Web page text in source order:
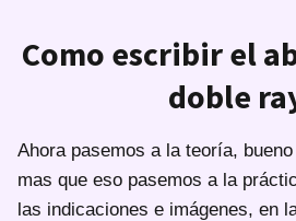
Como escribir el
doble
Ahora pasemos a la teoría,
mas que eso pasemos a la
las indicaciones e imágenes, en